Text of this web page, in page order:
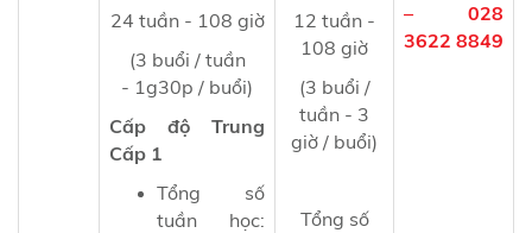
– 028
3622 8849
24 tuần - 108 giờ
(3 buổi / tuần
- 1g30p / buổi)
Cấp độ Trung
Cấp 1
Tổng số
tuần học:
12 tuần -
108 giờ
(3 buổi /
tuần - 3
giờ / buổi)
Tổng số